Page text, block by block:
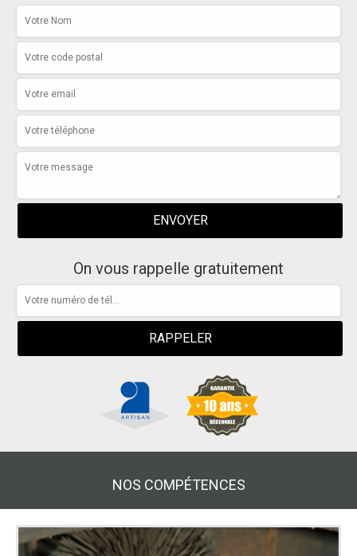
On vous rappelle gratuitement
NOS COMPÉTENCES